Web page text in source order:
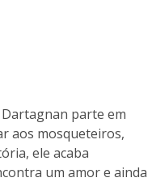
parte em
aos mosqueteiros,
ele acaba
um amor e ainda